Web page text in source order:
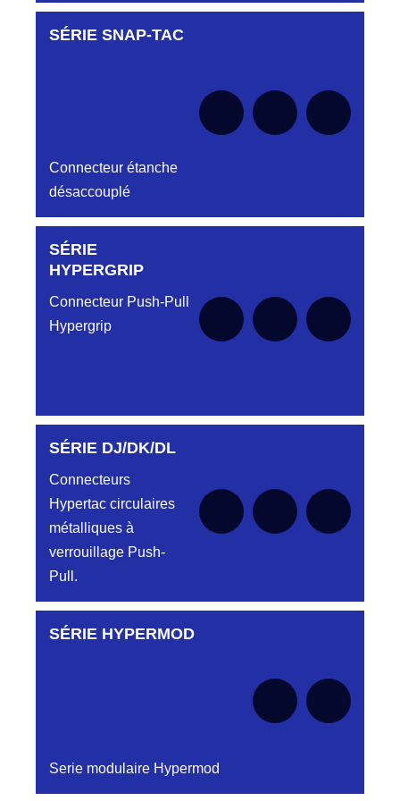
Aucune pièce disponible pour cette série pour
SÉRIE SNAP-TAC
Connecteur étanche
désaccouplé
Aucune pièce disponible pour cette série pour
SÉRIE
HYPERGRIP
Connecteur Push-Pull
Hypergrip
Aucune pièce disponible pour cette série pour
SÉRIE DJ/DK/DL
Connecteurs
Hypertac circulaires
métalliques à
verrouillage Push-
Pull.
Aucune pièce disponible pour cette série pour
SÉRIE HYPERMOD
Serie modulaire Hypermod